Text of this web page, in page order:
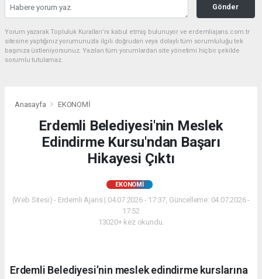
Gönder
Yorum yazarak Topluluk Kuralları’nı kabul etmiş bulunuyor ve erdemliajans.com.tr
sitesine yaptığınız yorumunuzla ilgili doğrudan veya dolaylı tüm sorumluluğu tek
başınıza üstleniyorsunuz. Yazılan tüm yorumlardan site yönetimi hiçbir şekilde
sorumlu tutulamaz.
Anasayfa EKONOMİ
Erdemli Belediyesi'nin Meslek
Edindirme Kursu'ndan Başarı
Hikayesi Çıktı
EKONOMİ
(Web Sitesi) - Erdemli Ajans | 04.07.2026 - 17:37, Güncelleme: 04.07.2026 -
17:52
13020+ kez okundu.
Erdemli Belediyesi’nin meslek edindirme kurslarına